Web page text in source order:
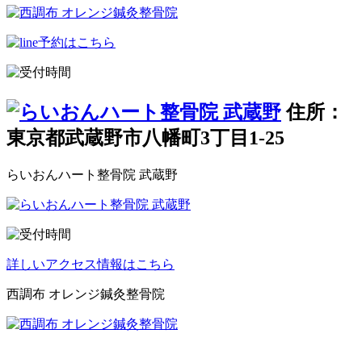
住所：
東京都武蔵野市八幡町3丁目1-25
らいおんハート整骨院 武蔵野
詳しいアクセス情報はこちら
西調布 オレンジ鍼灸整骨院